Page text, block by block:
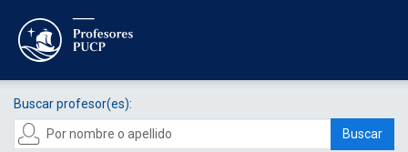
Buscar profesor(es):
Buscar